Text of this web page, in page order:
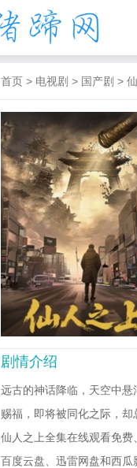
首页 > 电视剧 > 国产剧 >
剧情介绍
远古的神话降临，天空中悬
赐福，即将被同化之际，
仙人之上全集在线观看免
百度云盘、迅雷网盘和西瓜